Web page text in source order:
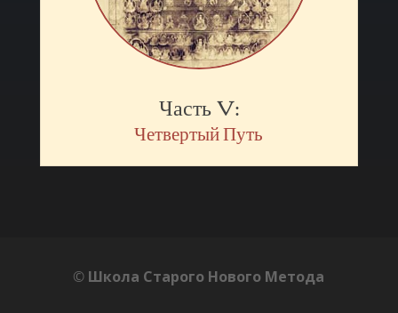
Часть V:
Четвертый Путь
© Школа Старого Нового Метода